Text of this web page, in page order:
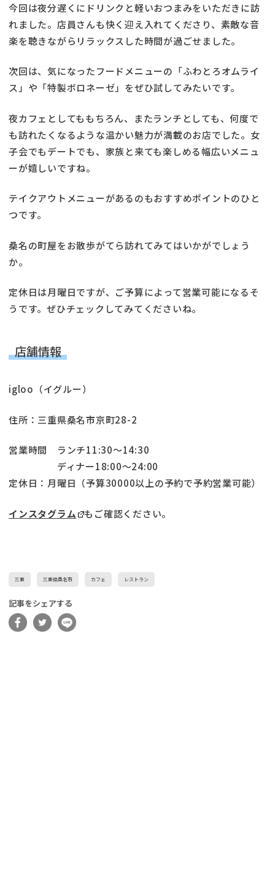
今回は夜分遅くにドリンクと軽いおつまみをいただきに訪
れました。店員さんも快く迎え入れてくださり、素敵な音
楽を聴きながらリラックスした時間が過ごせました。
次回は、気になったフードメニューの「ふわとろオムライ
ス」や「特製ボロネーゼ」をぜひ試してみたいです。
夜カフェとしてももちろん、またランチとしても、何度で
も訪れたくなるような温かい魅力が満載のお店でした。女
子会でもデートでも、家族と来ても楽しめる幅広いメニュ
ーが嬉しいですね。
テイクアウトメニューがあるのもおすすめポイントのひと
つです。
桑名の町屋をお散歩がてら訪れてみてはいかがでしょう
か。
定休日は月曜日ですが、ご予算によって営業可能になるそ
うです。ぜひチェックしてみてくださいね。
店舗情報
igloo（イグルー）
住所：三重県桑名市京町28-2
営業時間 ランチ11:30〜14:30
ディナー18:00〜24:00
定休日：月曜日（予算30000以上の予約で予約営業可能）
インスタグラム もご確認ください。
三重 三重県桑名市 カフェ レストラン
記事をシェアする